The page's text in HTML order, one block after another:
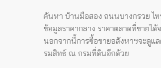
ค้นหา บ้านมือสอง ถนนบางกรวย ไท
ข้อมูลราคากลาง ราคาตลาดที่ขายไ
นอกจากนี้การซื้อขายอสังหาฯจะดูแ
รมสิทธ์ ณ กรมที่ดินอีกด้วย